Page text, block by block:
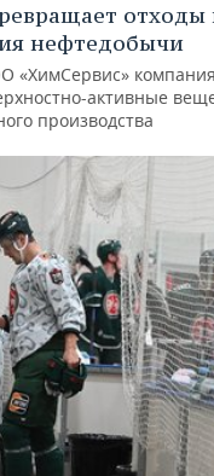
отходы
нефтедобычи
«ХимСервис»
активные
производства